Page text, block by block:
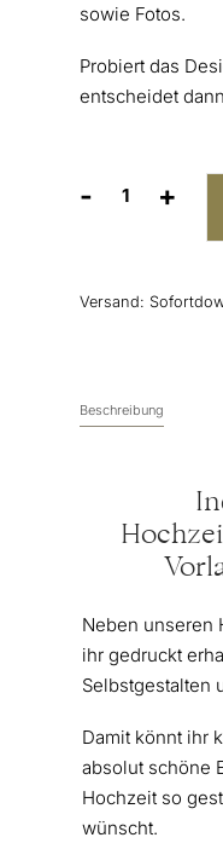
sowie Fotos.
Probiert das
entscheidet
-
Menge
+
Versand:
Beschreibung
Neben unseren
ihr gedruckt
Selbstgestalten
Damit könnt ihr
absolut schöne
Hochzeit so
wünscht.